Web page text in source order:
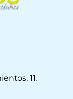
11,